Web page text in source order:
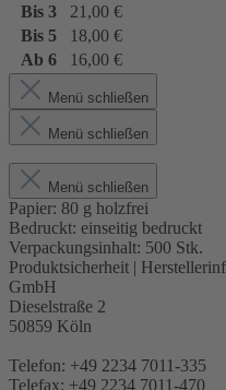
Bis 3
21,00 €
Bis 5
18,00 €
Ab 6 16,00 €
Menü schließen
Menü schließen
Menü schließen
Papier: 80 g holzfrei
Bedruckt: einseitig bedruckt
Verpackungsinhalt: 500 Stk.
Produktsicherheit |
GmbH
Dieselstraße 2
50859 Köln
Telefon: +49 2234 7011-335
Telefax: +49 2234 7011-470